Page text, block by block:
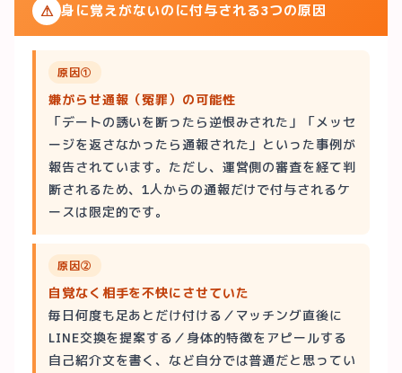
⚠ 身に覚えがないのに付与される3つの原因
原因①
嫌がらせ通報（冤罪）の可能性
「デートの誘いを断ったら逆恨みされた」「メッセ
ージを返さなかったら通報された」といった事例が
報告されています。ただし、運営側の審査を経て判
断されるため、1人からの通報だけで付与されるケ
ースは限定的です。
原因②
自覚なく相手を不快にさせていた
毎日何度も足あとだけ付ける／マッチング直後に
LINE交換を提案する／身体的特徴をアピールする
自己紹介文を書く、など自分では普通だと思ってい